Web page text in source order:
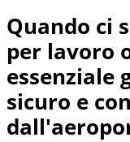
Quando ci
per lavoro
essenziale
sicuro e